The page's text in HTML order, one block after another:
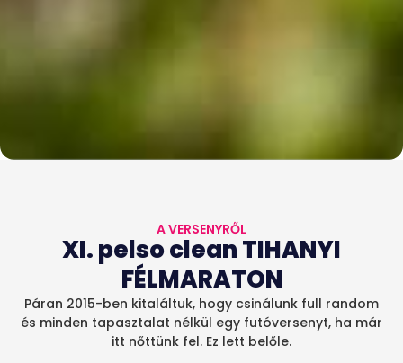
A VERSENYRŐL
XI. pelso clean TIHANYI
FÉLMARATON
Páran 2015-ben kitaláltuk, hogy csinálunk full random
és minden tapasztalat nélkül egy futóversenyt, ha már
itt nőttünk fel. Ez lett belőle.